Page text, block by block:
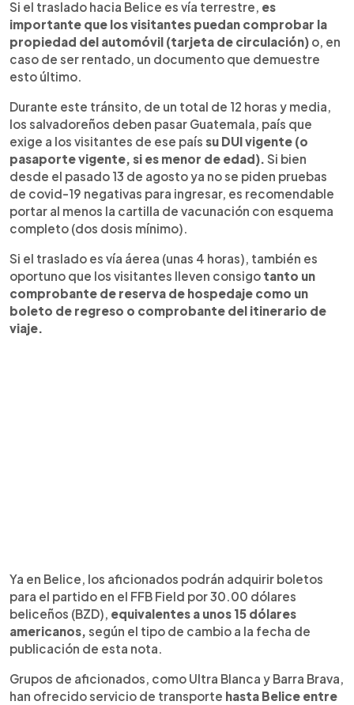
Si el traslado hacia Belice es vía terrestre, es
importante que los visitantes puedan comprobar la
propiedad del automóvil (tarjeta de circulación) o, en
caso de ser rentado, un documento que demuestre
esto último.
Durante este tránsito, de un total de 12 horas y media,
los salvadoreños deben pasar Guatemala, país que
exige a los visitantes de ese país su DUI vigente (o
pasaporte vigente, si es menor de edad). Si bien
desde el pasado 13 de agosto ya no se piden pruebas
de covid-19 negativas para ingresar, es recomendable
portar al menos la cartilla de vacunación con esquema
completo (dos dosis mínimo).
Si el traslado es vía áerea (unas 4 horas), también es
oportuno que los visitantes lleven consigo tanto un
comprobante de reserva de hospedaje como un
boleto de regreso o comprobante del itinerario de
viaje.
Ya en Belice, los aficionados podrán adquirir boletos
para el partido en el FFB Field por 30.00 dólares
beliceños (BZD), equivalentes a unos 15 dólares
americanos, según el tipo de cambio a la fecha de
publicación de esta nota.
Grupos de aficionados, como Ultra Blanca y Barra Brava,
han ofrecido servicio de transporte hasta Belice entre